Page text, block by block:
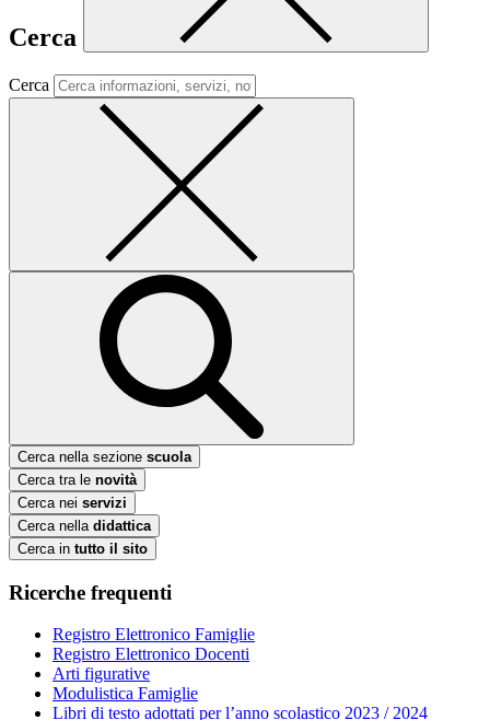
Cerca
Cerca
Cerca nella sezione scuola
Cerca tra le novità
Cerca nei servizi
Cerca nella didattica
Cerca in tutto il sito
Ricerche frequenti
Registro Elettronico Famiglie
Registro Elettronico Docenti
Arti figurative
Modulistica Famiglie
Libri di testo adottati per l’anno scolastico 2023 / 2024